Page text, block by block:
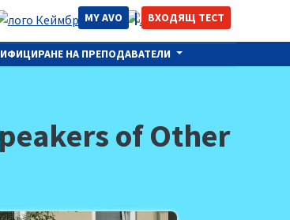
MY AVO ВХОДЯЩ ТЕСТ
НА ПРЕПОДАВАТЕЛИ
of Other